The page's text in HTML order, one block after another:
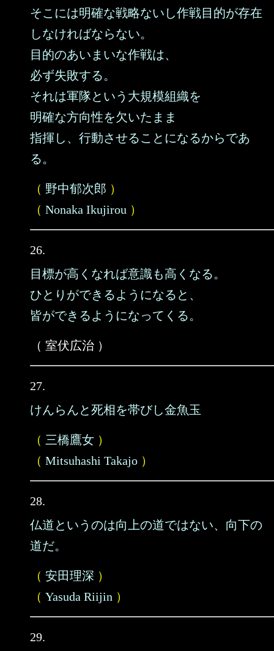
そこには明確な戦略ないし作戦目的が存在
しなければならない。
目的のあいまいな作戦は、
必ず失敗する。
それは軍隊という大規模組織を
明確な方向性を欠いたまま
指揮し、行動させることになるからであ
る。
（ 野中郁次郎 ）
（ Nonaka Ikujirou ）
26.
目標が高くなれば意識も高くなる。
ひとりができるようになると、
皆ができるようになってくる。
（ 室伏広治 ）
27.
けんらんと死相を帯びし金魚玉
（ 三橋鷹女 ）
（ Mitsuhashi Takajo ）
28.
仏道というのは向上の道ではない、向下の
道だ。
（ 安田理深 ）
（ Yasuda Riijin ）
29.